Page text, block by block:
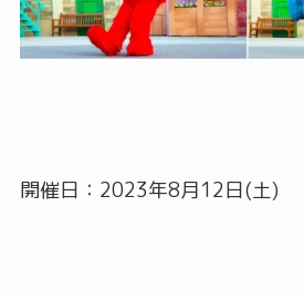
開催日：2023年8月12日(土)